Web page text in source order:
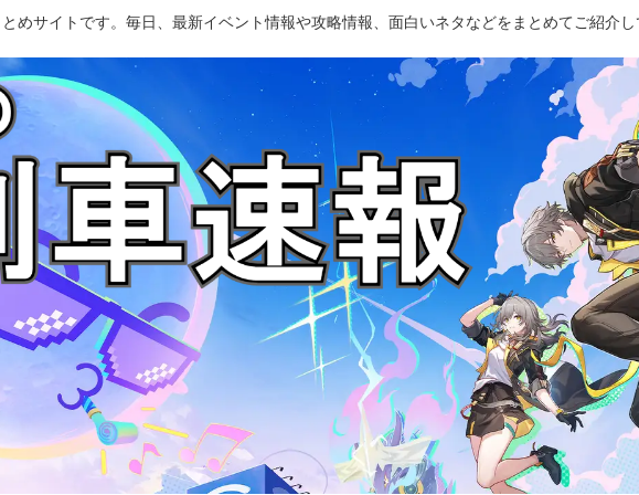
めサイトです。毎日、最新イベント情報や攻略情報、面白いネタなどをまとめてご紹介し